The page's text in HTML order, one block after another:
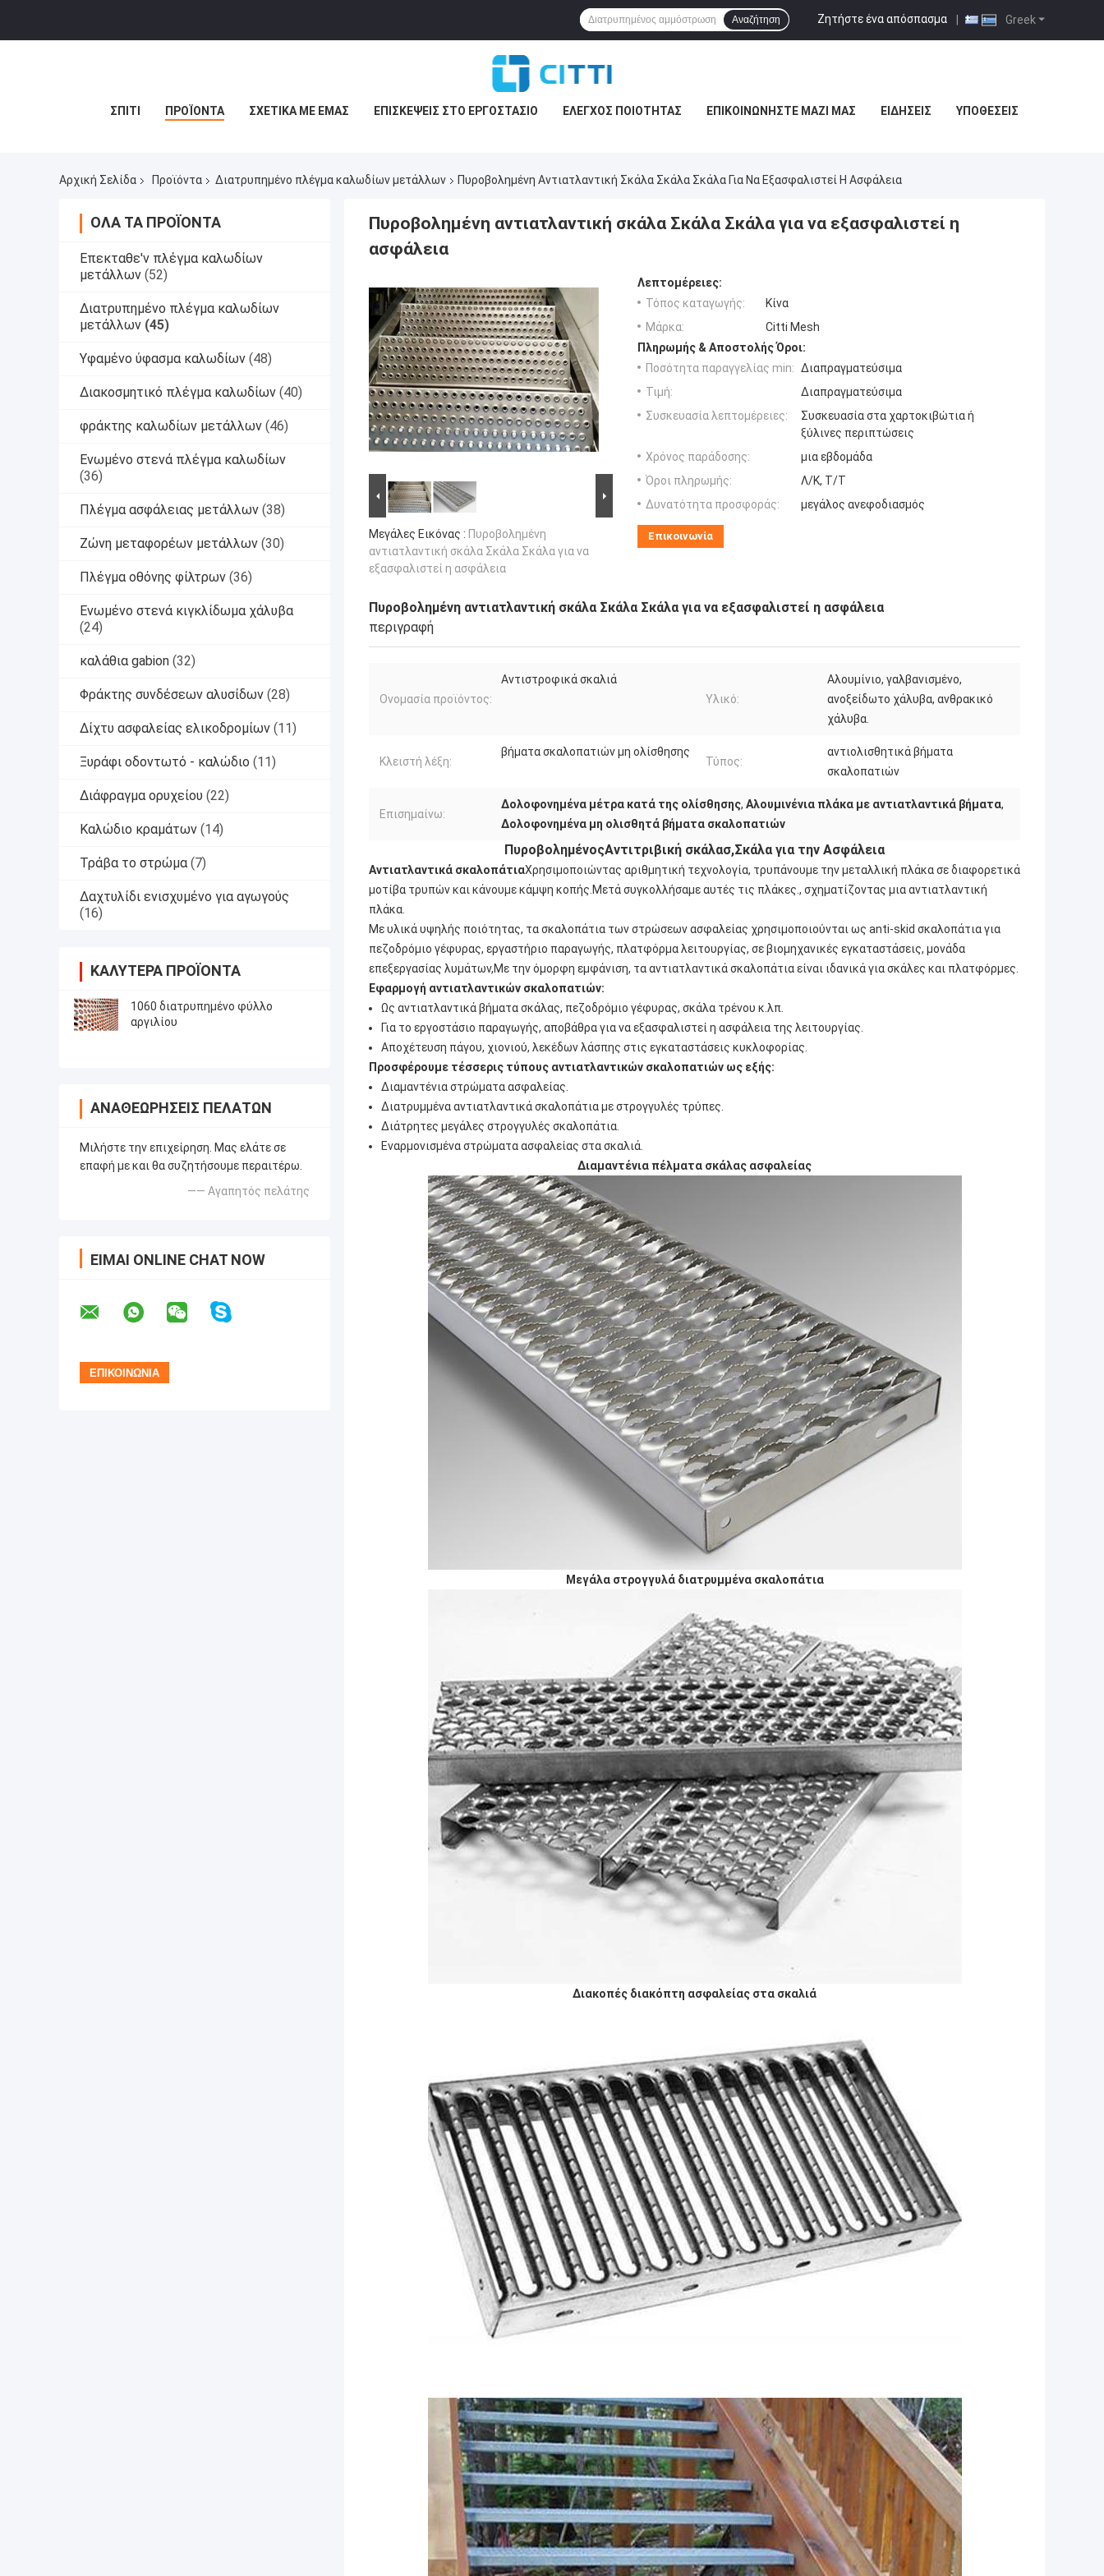
Greek
Ζητήστε ένα απόσπασμα |
Αναζήτηση
ΣΠΊΤΙ ΠΡΟΪΌΝΤΑ ΣΧΕΤΙΚΆ ΜΕ ΕΜΆΣ ΕΠΙΣΚΈΨΕΙΣ ΣΤΟ ΕΡΓΟΣΤΆΣΙΟ ΈΛΕΓΧΟΣ ΠΟΙΌΤΗΤΑΣ ΕΠΙΚΟΙΝΩΝΉΣΤΕ ΜΑΖΊ ΜΑΣ ΕΙΔΉΣΕΙΣ ΥΠΟΘΈΣΕΙΣ
Αρχική Σελίδα Προϊόντα Διατρυπημένο πλέγμα καλωδίων μετάλλων Πυροβολημένη Αντιατλαντική Σκάλα Σκάλα Σκάλα Για Να Εξασφαλιστεί Η Ασφάλεια
ΌΛΑ ΤΑ ΠΡΟΪΌΝΤΑ
Επεκταθε'ν πλέγμα καλωδίων
μετάλλων (52)
Διατρυπημένο πλέγμα καλωδίων
μετάλλων (45)
Υφαμένο ύφασμα καλωδίων (48)
Διακοσμητικό πλέγμα καλωδίων (40)
φράκτης καλωδίων μετάλλων (46)
Ενωμένο στενά πλέγμα καλωδίων
(36)
Πλέγμα ασφάλειας μετάλλων (38)
Ζώνη μεταφορέων μετάλλων (30)
Πλέγμα οθόνης φίλτρων (36)
Ενωμένο στενά κιγκλίδωμα χάλυβα
(24)
καλάθια gabion (32)
Φράκτης συνδέσεων αλυσίδων (28)
Δίχτυ ασφαλείας ελικοδρομίων (11)
Ξυράφι οδοντωτό - καλώδιο (11)
Διάφραγμα ορυχείου (22)
Καλώδιο κραμάτων (14)
Τράβα το στρώμα (7)
Δαχτυλίδι ενισχυμένο για αγωγούς
(16)
ΚΑΛΎΤΕΡΑ ΠΡΟΪΌΝΤΑ
1060 διατρυπημένο φύλλο
αργιλίου
ΑΝΑΘΕΩΡΉΣΕΙΣ ΠΕΛΑΤΏΝ
Μιλήστε την επιχείρηση. Μας ελάτε σε
επαφή με και θα συζητήσουμε περαιτέρω.
—— Αγαπητός πελάτης
ΕΊΜΑΙ ONLINE CHAT NOW
Πυροβολημένη αντιατλαντική σκάλα Σκάλα Σκάλα για να εξασφαλιστεί η
ασφάλεια
Μεγάλες Εικόνας : Πυροβολημένη
αντιατλαντική σκάλα Σκάλα Σκάλα για να
εξασφαλιστεί η ασφάλεια
Λεπτομέρειες:
Τόπος καταγωγής:
Κίνα
Μάρκα:
Citti Mesh
Πληρωμής & Αποστολής Όροι:
Ποσότητα παραγγελίας min: Διαπραγματεύσιμα
Τιμή:
Διαπραγματεύσιμα
Συσκευασία λεπτομέρειες:
Συσκευασία στα χαρτοκιβώτια ή
ξύλινες περιπτώσεις
Χρόνος παράδοσης:
μια εβδομάδα
Όροι πληρωμής:
Λ/Κ, Τ/Τ
Δυνατότητα προσφοράς:
μεγάλος ανεφοδιασμός
Επικοινωνία
Πυροβολημένη αντιατλαντική σκάλα Σκάλα Σκάλα για να εξασφαλιστεί η ασφάλεια
περιγραφή
Ονομασία προϊόντος:
Αντιστροφικά σκαλιά
Υλικό:
Αλουμίνιο, γαλβανισμένο,
ανοξείδωτο χάλυβα, ανθρακικό
χάλυβα.
Κλειστή λέξη:
βήματα σκαλοπατιών μη ολίσθησης
Τύπος:
αντιολισθητικά βήματα
σκαλοπατιών
Επισημαίνω:
Δολοφονημένα μέτρα κατά της ολίσθησης, Αλουμινένια πλάκα με αντιατλαντικά βήματα,
Δολοφονημένα μη ολισθητά βήματα σκαλοπατιών
ΠυροβολημένοςΑντιτριβική σκάλασ,Σκάλα για την Ασφάλεια
Αντιατλαντικά σκαλοπάτιαΧρησιμοποιώντας αριθμητική τεχνολογία, τρυπάνουμε την μεταλλική πλάκα σε διαφορετικά
μοτίβα τρυπών και κάνουμε κάμψη κοπής.Μετά συγκολλήσαμε αυτές τις πλάκες., σχηματίζοντας μια αντιατλαντική
πλάκα.
Με υλικά υψηλής ποιότητας, τα σκαλοπάτια των στρώσεων ασφαλείας χρησιμοποιούνται ως anti-skid σκαλοπάτια για
πεζοδρόμιο γέφυρας, εργαστήριο παραγωγής, πλατφόρμα λειτουργίας, σε βιομηχανικές εγκαταστάσεις, μονάδα
επεξεργασίας λυμάτων,Με την όμορφη εμφάνιση, τα αντιατλαντικά σκαλοπάτια είναι ιδανικά για σκάλες και πλατφόρμες.
Εφαρμογή αντιατλαντικών σκαλοπατιών:
Ως αντιατλαντικά βήματα σκάλας, πεζοδρόμιο γέφυρας, σκάλα τρένου κ.λπ.
Για το εργοστάσιο παραγωγής, αποβάθρα για να εξασφαλιστεί η ασφάλεια της λειτουργίας.
Αποχέτευση πάγου, χιονιού, λεκέδων λάσπης στις εγκαταστάσεις κυκλοφορίας.
Προσφέρουμε τέσσερις τύπους αντιατλαντικών σκαλοπατιών ως εξής:
Διαμαντένια στρώματα ασφαλείας.
Διατρυμμένα αντιατλαντικά σκαλοπάτια με στρογγυλές τρύπες.
Διάτρητες μεγάλες στρογγυλές σκαλοπάτια.
Εναρμονισμένα στρώματα ασφαλείας στα σκαλιά.
Διαμαντένια πέλματα σκάλας ασφαλείας
Μεγάλα στρογγυλά διατρυμμένα σκαλοπάτια
Διακοπές διακόπτη ασφαλείας στα σκαλιά